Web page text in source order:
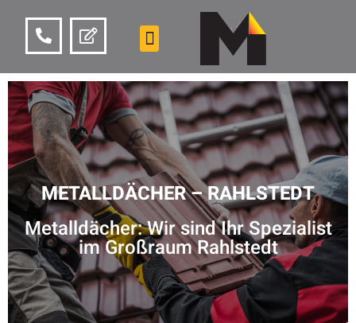
METALLDÄCHER – RAHLSTEDT
Metalldächer: Wir sind Ihr Spezialist
im Großraum Rahlstedt